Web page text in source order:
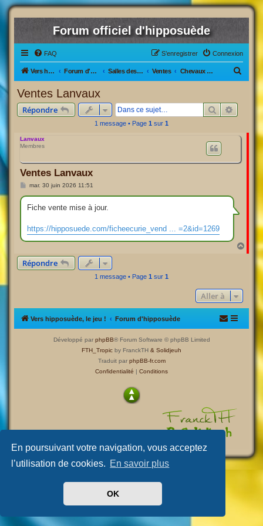
En poursuivant votre navigation, vous acceptez
l’utilisation de cookies. En savoir plus
OK
Forum officiel d'hipposuède
FAQ Connexion
S’enregistrer
Vers hipposuède, le jeu ! Forum d'hipposuède Salles des Ventes Ventes Chevaux Actifs/inactifs
Ventes Lanvaux
Répondre Rechercher
1 message • Page 1 sur 1
Lanvaux
Membres
Ventes Lanvaux
M
s
s
e
mar. 30 juin 2026 11:51
Fiche vente mise à jour.
https://hipposuede.com/ficheecurie_vend ... =2&id=1269
a
Répondre
1 message • Page 1 sur 1
Aller à
Vers hipposuède, le jeu ! Forum d'hipposuède
Développé par phpBB® Forum Software © phpBB Limited
FTH_Tropic by FranckTH & Solidjeuh
Traduit par phpBB-fr.com
Confidentialité | Conditions